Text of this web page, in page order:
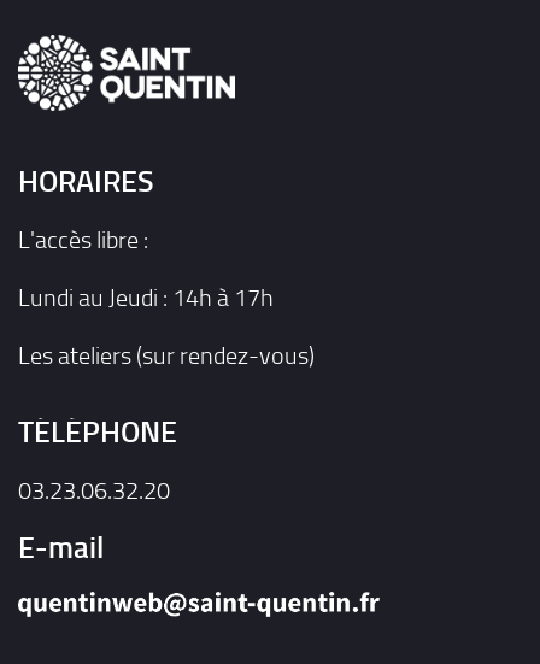
HORAIRES
L'accès libre :
Lundi au Jeudi : 14h à 17h
Les ateliers (sur rendez-vous)
TÉLÉPHONE
03.23.06.32.20
E-mail